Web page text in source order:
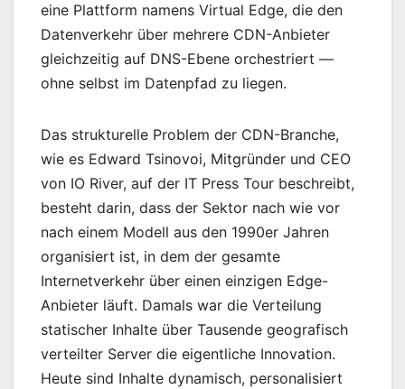
eine Plattform namens Virtual Edge, die den
Datenverkehr über mehrere CDN-Anbieter
gleichzeitig auf DNS-Ebene orchestriert —
ohne selbst im Datenpfad zu liegen.
Das strukturelle Problem der CDN-Branche,
wie es Edward Tsinovoi, Mitgründer und CEO
von IO River, auf der IT Press Tour beschreibt,
besteht darin, dass der Sektor nach wie vor
nach einem Modell aus den 1990er Jahren
organisiert ist, in dem der gesamte
Internetverkehr über einen einzigen Edge-
Anbieter läuft. Damals war die Verteilung
statischer Inhalte über Tausende geografisch
verteilter Server die eigentliche Innovation.
Heute sind Inhalte dynamisch, personalisiert